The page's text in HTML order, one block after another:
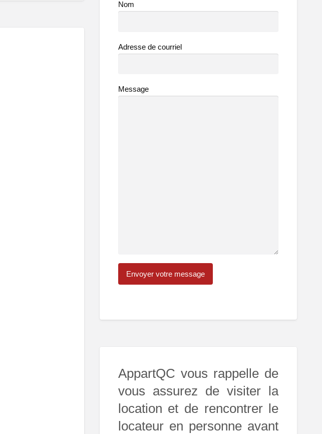
Nom
Adresse de courriel
Message
AppartQC vous rappelle de
vous assurez de visiter la
location et de rencontrer le
locateur en personne avant